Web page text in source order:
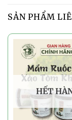
SẢN PHẨM
HẾT